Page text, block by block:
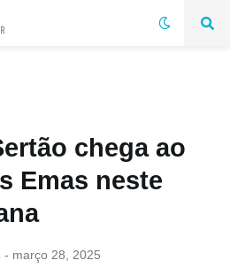
chega ao
Emas neste
- março 28, 2025